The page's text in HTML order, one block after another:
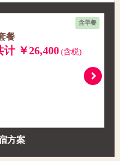
含早餐
餐
计 ￥26,400(含税)
方案